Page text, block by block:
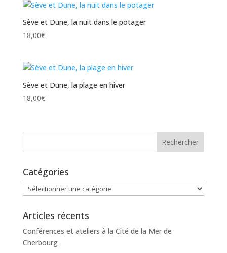
Sève et Dune, la nuit dans le potager
18,00€
Sève et Dune, la plage en hiver
18,00€
Catégories
Catégories
Articles récents
Conférences et ateliers à la Cité de la Mer de
Cherbourg